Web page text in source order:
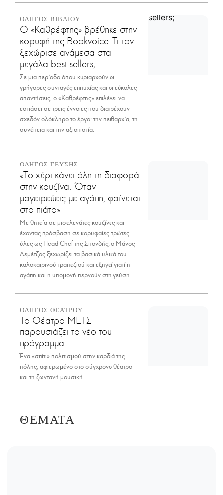
ΟΔΗΓΟΣ ΒΙΒΛΙΟΥ
Ο «Καθρέφτης» βρέθηκε στην
κορυφή της Bookvoice. Τι τον
ξεχώρισε ανάμεσα στα
μεγάλα best sellers;
Σε μια περίοδο όπου κυριαρχούν οι
γρήγορες συνταγές επιτυχίας και οι εύκολες
απαντήσεις, ο «Καθρέφτης» επιλέγει να
εστιάσει σε τρεις έννοιες που διατρέχουν
σχεδόν ολόκληρο το έργο: την πειθαρχία, τη
συνέπεια και την αξιοπιστία.
ΟΔΗΓΟΣ ΓΕΥΣΗΣ
«Το χέρι κάνει όλη τη διαφορά
στην κουζίνα. Όταν
μαγειρεύεις με αγάπη, φαίνεται
στο πιάτο»
Με θητεία σε μισελενάτες κουζίνες και
έχοντας πρόσβαση σε κορυφαίες πρώτες
ύλες ως Head Chef της Σπονδής, ο Μάνος
Δεμέτζος ξεχωρίζει τα βασικά υλικά του
καλοκαιρινού τραπεζιού και εξηγεί γιατί η
αγάπη και η υπομονή περνούν στη γεύση.
ΟΔΗΓΟΣ ΘΕΑΤΡΟΥ
Το Θέατρο ΜΕΤΣ
παρουσιάζει το νέο του
πρόγραμμα
Ένα «σπίτι» πολιτισμού στην καρδιά της
πόλης, αφιερωμένο στο σύγχρονο θέατρο
και τη ζωντανή μουσική.
ΘΕΜΑΤΑ